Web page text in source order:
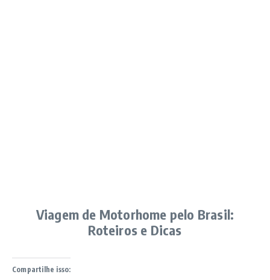
Viagem de Motorhome pelo Brasil:
Roteiros e Dicas
Compartilhe isso: